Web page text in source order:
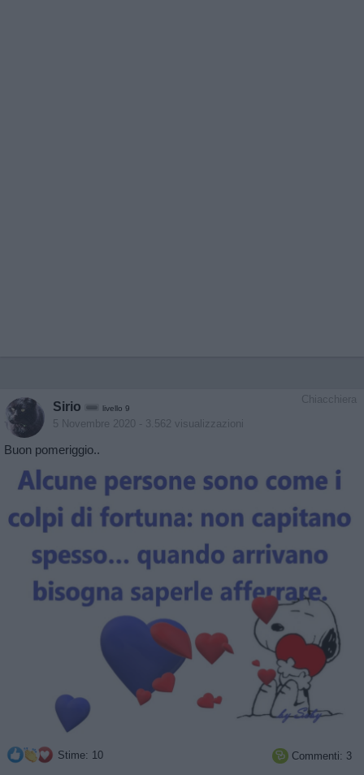
Chiacchiera
Sirio livello 9
5 Novembre 2020 - 3.562 visualizzazioni
Buon pomeriggio..
Stime: 10  Commenti: 3